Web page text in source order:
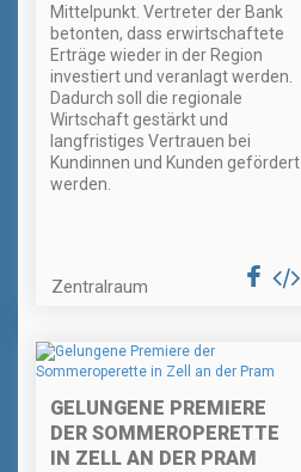
Mittelpunkt. Vertreter der Bank
betonten, dass erwirtschaftete
Erträge wieder in der Region
investiert und veranlagt werden.
Dadurch soll die regionale
Wirtschaft gestärkt und
langfristiges Vertrauen bei
Kundinnen und Kunden gefördert
werden.
Zentralraum
GELUNGENE PREMIERE
DER SOMMEROPERETTE
IN ZELL AN DER PRAM